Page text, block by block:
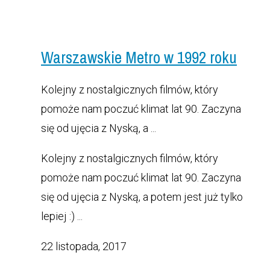
Warszawskie Metro w 1992 roku
Kolejny z nostalgicznych filmów, który
pomoże nam poczuć klimat lat 90. Zaczyna
się od ujęcia z Nyską, a ...
Kolejny z nostalgicznych filmów, który
pomoże nam poczuć klimat lat 90. Zaczyna
się od ujęcia z Nyską, a potem jest już tylko
lepiej :) ...
22 listopada, 2017